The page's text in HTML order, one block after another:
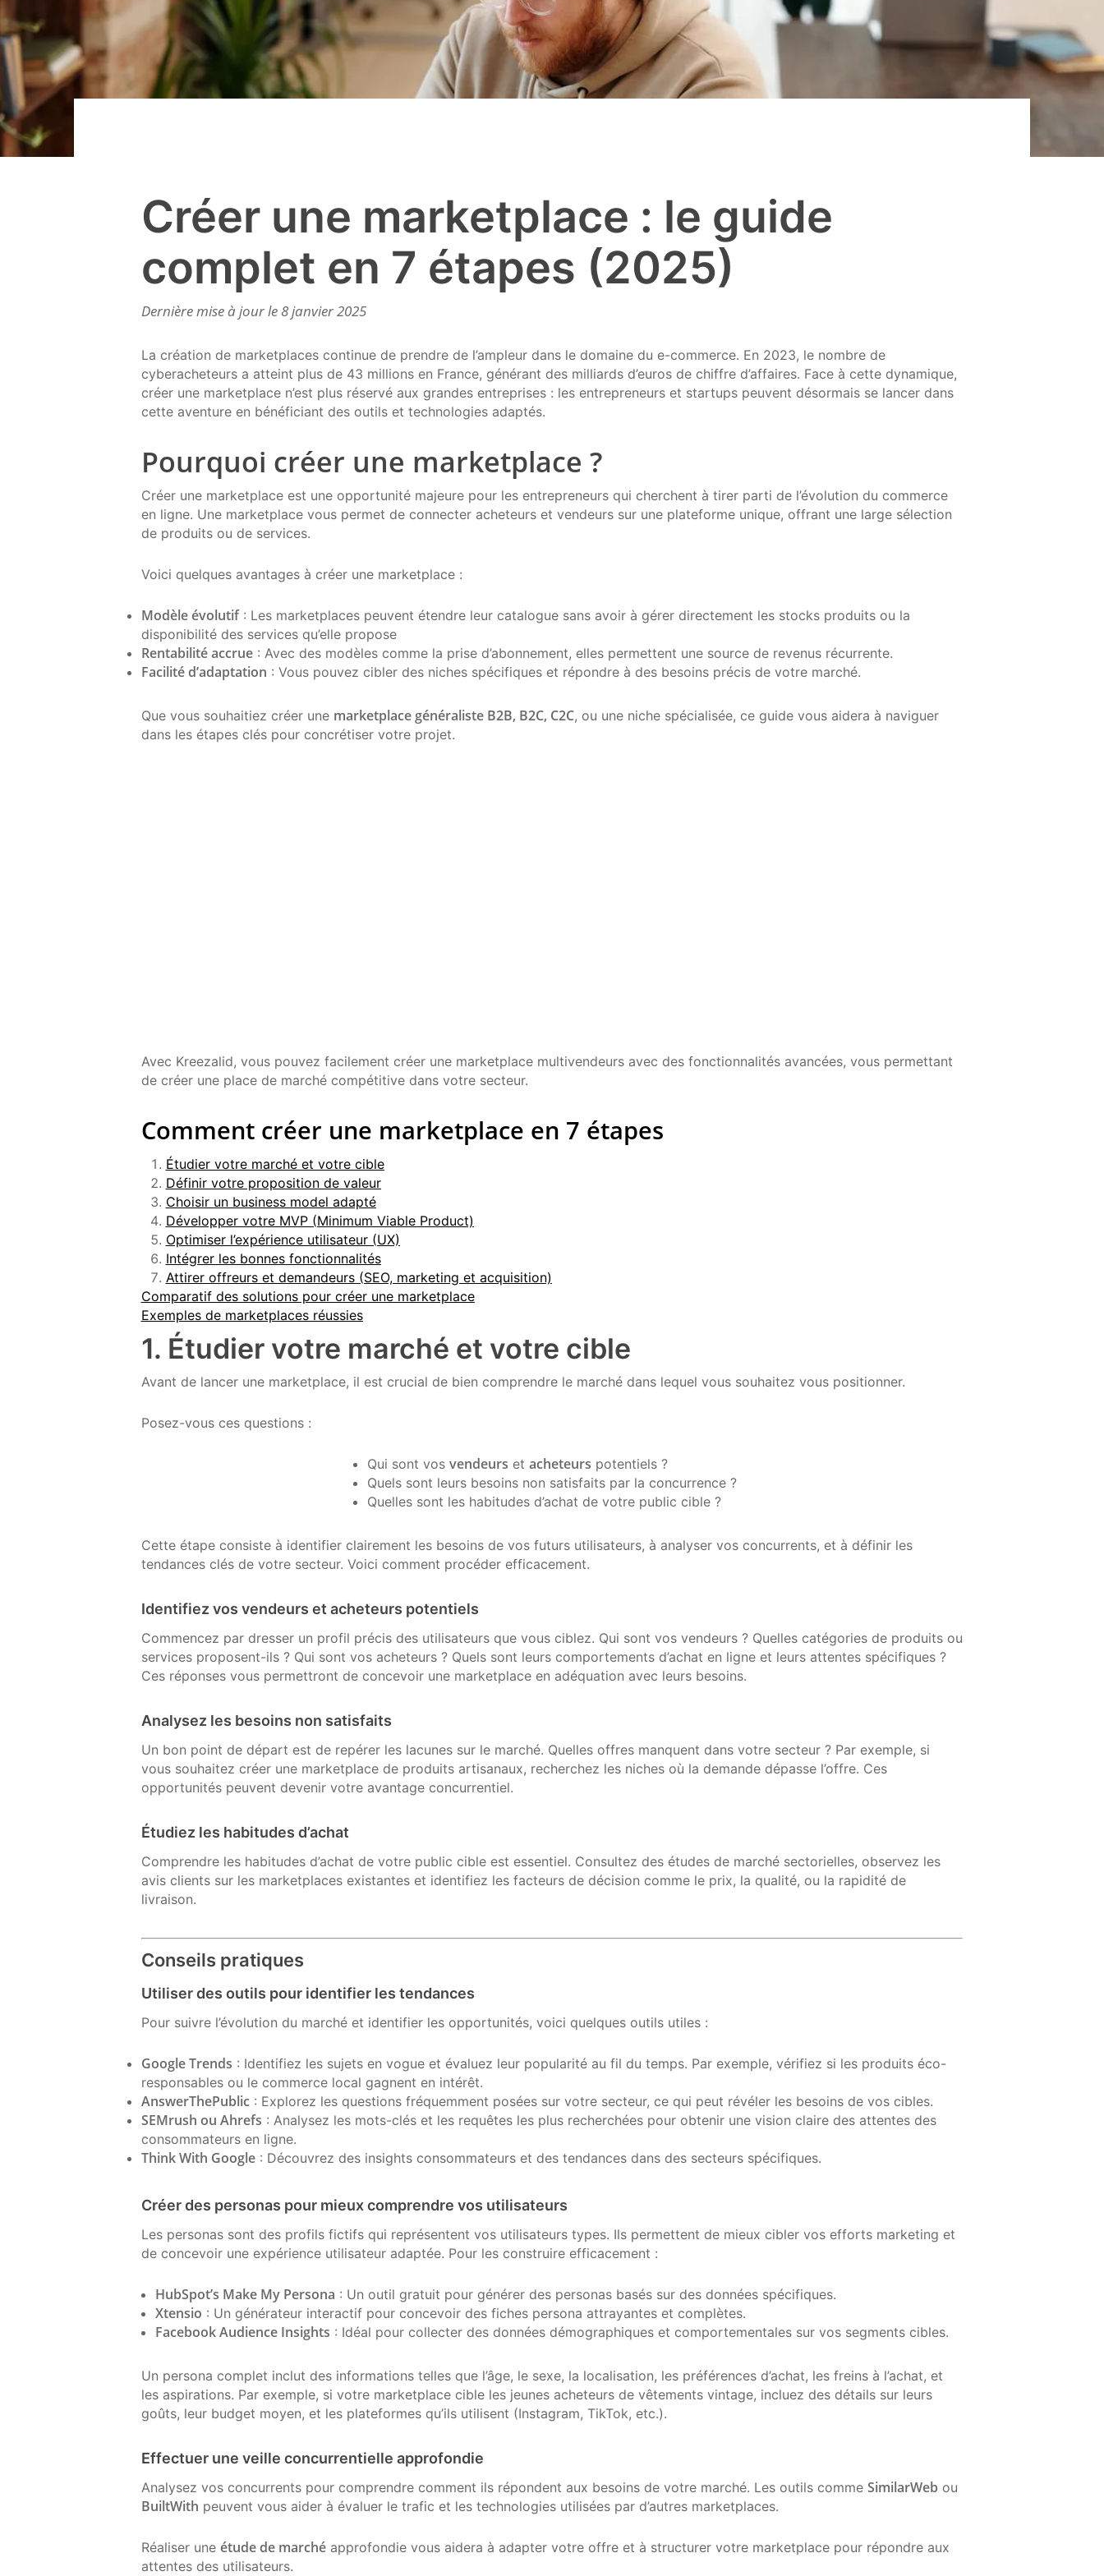
Créer une marketplace : le guide
complet en 7 étapes (2025)
Dernière mise à jour le 8 janvier 2025
La création de marketplaces continue de prendre de l’ampleur dans le domaine du e-commerce. En 2023, le nombre de
cyberacheteurs a atteint plus de 43 millions en France, générant des milliards d’euros de chiffre d’affaires. Face à cette dynamique,
créer une marketplace n’est plus réservé aux grandes entreprises : les entrepreneurs et startups peuvent désormais se lancer dans
cette aventure en bénéficiant des outils et technologies adaptés.
Pourquoi créer une marketplace ?
Créer une marketplace est une opportunité majeure pour les entrepreneurs qui cherchent à tirer parti de l’évolution du commerce
en ligne. Une marketplace vous permet de connecter acheteurs et vendeurs sur une plateforme unique, offrant une large sélection
de produits ou de services.
Voici quelques avantages à créer une marketplace :
Modèle évolutif: Les marketplaces peuvent étendre leur catalogue sans avoir à gérer directement les stocks produits ou la
disponibilité des services qu’elle propose
Rentabilité accrue: Avec des modèles comme la prise d’abonnement, elles permettent une source de revenus récurrente.
Facilité d’adaptation : Vous pouvez cibler des niches spécifiques et répondre à des besoins précis de votre marché.
Que vous souhaitiez créer une marketplace généraliste B2B, B2C, C2C, ou une niche spécialisée, ce guide vous aidera à naviguer
dans les étapes clés pour concrétiser votre projet.
Avec Kreezalid, vous pouvez facilement créer une marketplace multivendeurs avec des fonctionnalités avancées, vous permettant
de créer une place de marché compétitive dans votre secteur.
Comment créer une marketplace en 7 étapes
Étudier votre marché et votre cible
Définir votre proposition de valeur
Choisir un business model adapté
Développer votre MVP (Minimum Viable Product)
Optimiser l’expérience utilisateur (UX)
Intégrer les bonnes fonctionnalités
Attirer offreurs et demandeurs (SEO, marketing et acquisition)
Comparatif des solutions pour créer une marketplace
Exemples de marketplaces réussies
1. Étudier votre marché et votre cible
Avant de lancer une marketplace, il est crucial de bien comprendre le marché dans lequel vous souhaitez vous positionner.
Posez-vous ces questions :
Qui sont vos vendeurs et acheteurs potentiels ?
Quels sont leurs besoins non satisfaits par la concurrence ?
Quelles sont les habitudes d’achat de votre public cible ?
Cette étape consiste à identifier clairement les besoins de vos futurs utilisateurs, à analyser vos concurrents, et à définir les
tendances clés de votre secteur. Voici comment procéder efficacement.
Identifiez vos vendeurs et acheteurs potentiels
Commencez par dresser un profil précis des utilisateurs que vous ciblez. Qui sont vos vendeurs ? Quelles catégories de produits ou
services proposent-ils ? Qui sont vos acheteurs ? Quels sont leurs comportements d’achat en ligne et leurs attentes spécifiques ?
Ces réponses vous permettront de concevoir une marketplace en adéquation avec leurs besoins.
Analysez les besoins non satisfaits
Un bon point de départ est de repérer les lacunes sur le marché. Quelles offres manquent dans votre secteur ? Par exemple, si
vous souhaitez créer une marketplace de produits artisanaux, recherchez les niches où la demande dépasse l’offre. Ces
opportunités peuvent devenir votre avantage concurrentiel.
Étudiez les habitudes d’achat
Comprendre les habitudes d’achat de votre public cible est essentiel. Consultez des études de marché sectorielles, observez les
avis clients sur les marketplaces existantes et identifiez les facteurs de décision comme le prix, la qualité, ou la rapidité de
livraison.
Conseils pratiques
Utiliser des outils pour identifier les tendances
Pour suivre l’évolution du marché et identifier les opportunités, voici quelques outils utiles :
Google Trends : Identifiez les sujets en vogue et évaluez leur popularité au fil du temps. Par exemple, vérifiez si les produits éco-
responsables ou le commerce local gagnent en intérêt.
AnswerThePublic: Explorez les questions fréquemment posées sur votre secteur, ce qui peut révéler les besoins de vos cibles.
SEMrush ou Ahrefs : Analysez les mots-clés et les requêtes les plus recherchées pour obtenir une vision claire des attentes des
consommateurs en ligne.
Think With Google: Découvrez des insights consommateurs et des tendances dans des secteurs spécifiques.
Créer des personas pour mieux comprendre vos utilisateurs
Les personas sont des profils fictifs qui représentent vos utilisateurs types. Ils permettent de mieux cibler vos efforts marketing et
de concevoir une expérience utilisateur adaptée. Pour les construire efficacement :
HubSpot’s Make My Persona : Un outil gratuit pour générer des personas basés sur des données spécifiques.
Xtensio : Un générateur interactif pour concevoir des fiches persona attrayantes et complètes.
Facebook Audience Insights : Idéal pour collecter des données démographiques et comportementales sur vos segments cibles.
Un persona complet inclut des informations telles que l’âge, le sexe, la localisation, les préférences d’achat, les freins à l’achat, et
les aspirations. Par exemple, si votre marketplace cible les jeunes acheteurs de vêtements vintage, incluez des détails sur leurs
goûts, leur budget moyen, et les plateformes qu’ils utilisent (Instagram, TikTok, etc.).
Effectuer une veille concurrentielle approfondie
Analysez vos concurrents pour comprendre comment ils répondent aux besoins de votre marché. Les outils comme SimilarWeb ou
BuiltWith peuvent vous aider à évaluer le trafic et les technologies utilisées par d’autres marketplaces.
Réaliser une étude de marchéapprofondie vous aidera à adapter votre offre et à structurer votre marketplace pour répondre aux
attentes des utilisateurs.